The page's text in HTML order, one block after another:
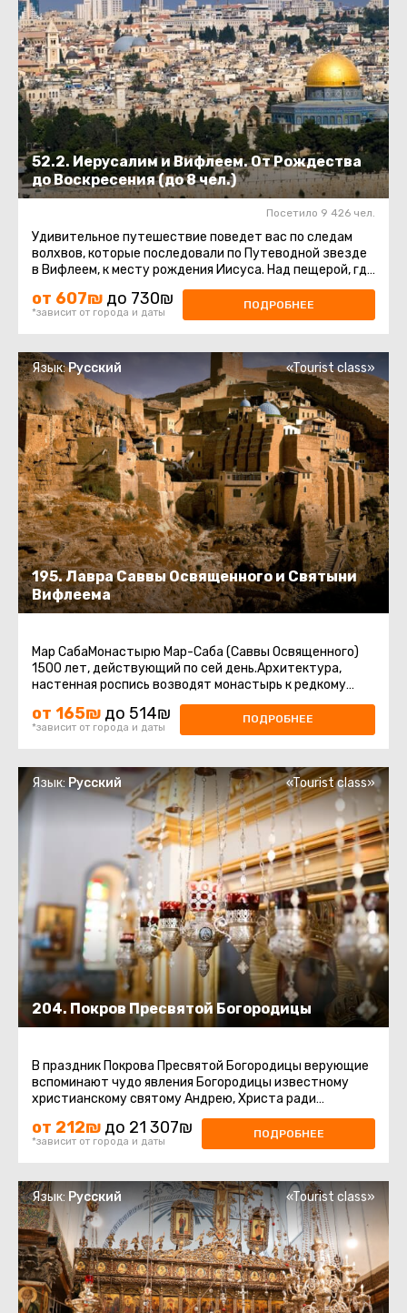
52.2. Иерусалим и Вифлеем. От Рождества
до Воскресения (до 8 чел.)
Посетило 9 426 чел.
Удивительное путешествие поведет вас по следам
волхвов, которые последовали по Путеводной звезде
в Вифлеем, к месту рождения Иисуса. Над пещерой, где
от 607₪ до 730₪
*зависит от города и даты
ПОДРОБНЕЕ
195. Лавра Саввы Освященного и Святыни
Вифлеема
Язык:Русский «Tourist class»
Мар СабаМонастырю Мар-Саба (Саввы Освященного)
1500 лет, действующий по сей день.Архитектура,
настенная роспись возводят монастырь к редкому
произведению искусства.Сейчас ...
от 165₪ до 514₪
*зависит от города и даты
ПОДРОБНЕЕ
204. Покров Пресвятой Богородицы
Язык:Русский «Tourist class»
В праздник Покрова Пресвятой Богородицы верующие
вспоминают чудо явления Богородицы известному
христианскому святому Андрею, Христа ради
от 212₪ до 21 307₪
*зависит от города и даты
ПОДРОБНЕЕ
Язык:Русский «Tourist class»